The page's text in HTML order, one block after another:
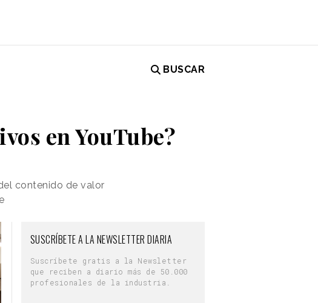
BUSCAR
en YouTube?
contenido de valor
SUSCRÍBETE A LA NEWSLETTER DIARIA
Suscríbete gratis a la Newsletter
que reciben a diario más de 50.000
profesionales de la industria.